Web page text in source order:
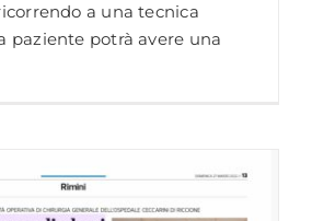
a una tecnica
paziente potrà avere una